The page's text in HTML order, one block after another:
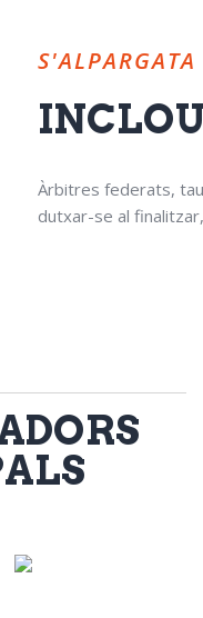
S'ALPARGATA
Àrbitres federats,
dutxar-se al